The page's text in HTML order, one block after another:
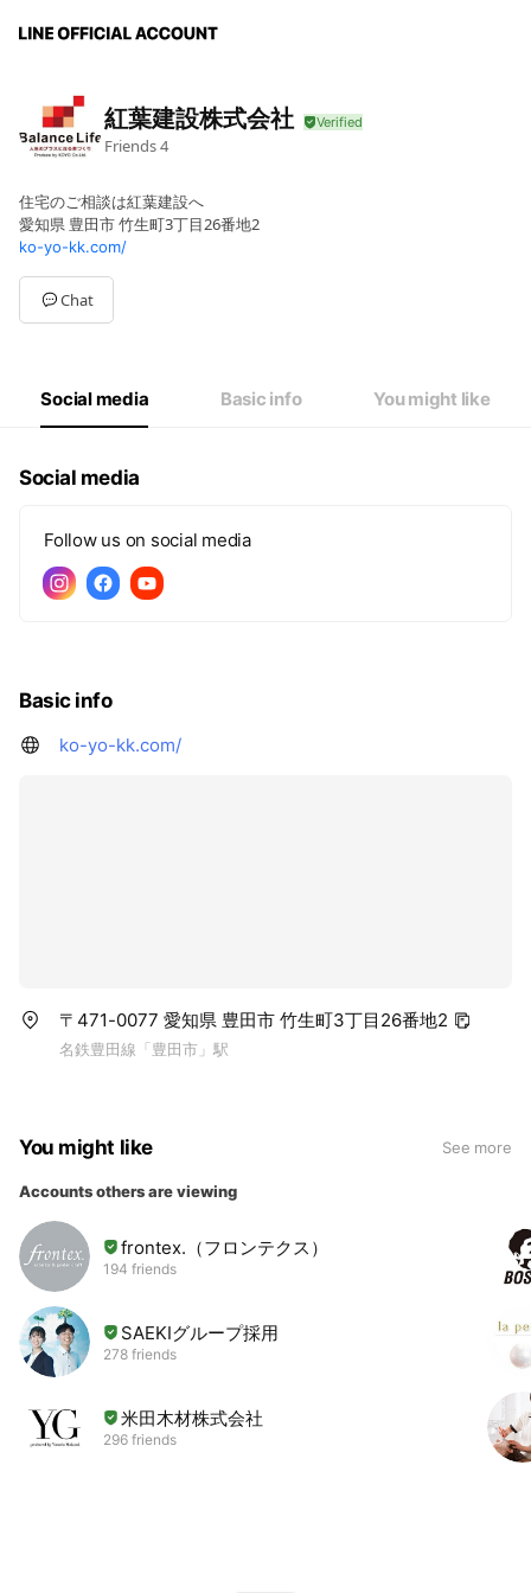
紅葉建設株式会社
Friends4
住宅のご相談は紅葉建設へ
愛知県 豊田市 竹生町3丁目26番地2
ko-yo-kk.com/
Chat
Social media Basic info You might like
Social media
Follow us on social media
Basic info
ko-yo-kk.com/
〒471-0077 愛知県 豊田市 竹生町3丁目26番地2
名鉄豊田線「豊田市」駅
You might like See more
Accounts others are viewing
frontex.（フロンテクス）
194 friends
SAEKIグループ採用
278 friends
米田木材株式会社
296 friends